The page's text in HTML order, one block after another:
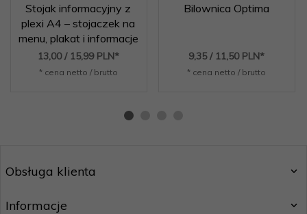
Stojak informacyjny z
plexi A4 – stojaczek na
menu, plakat i informacje
13,00 / 15,99 PLN*
* cena netto / brutto
Bilownica Optima
9,35 / 11,50 PLN*
* cena netto / brutto
Obsługa klienta
Informacje